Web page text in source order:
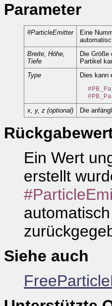
Parameter
#ParticleEmitter
Eine
Breite, Höhe,
Tiefe
Die Größe
Partikel
Type
Dies kann
x, y, z (optional)
Die
Ein Wert
erstellt
Siehe auch